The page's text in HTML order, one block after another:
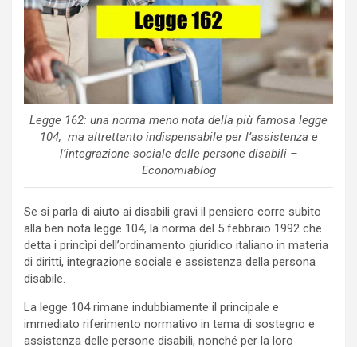
Legge 162: una norma meno nota della più famosa legge
104, ma altrettanto indispensabile per l’assistenza e
l’integrazione sociale delle persone disabili –
Economiablog
Se si parla di aiuto ai disabili gravi il pensiero corre subito
alla ben nota legge 104, la norma del 5 febbraio 1992 che
detta i princìpi dell’ordinamento giuridico italiano in materia
di diritti, integrazione sociale e assistenza della persona
disabile.
La legge 104 rimane indubbiamente il principale e
immediato riferimento normativo in tema di sostegno e
assistenza delle persone disabili, nonché per la loro